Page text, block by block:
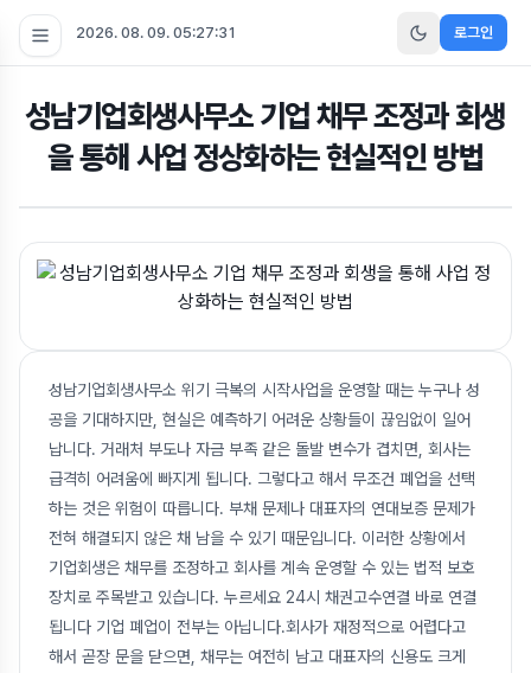
2026. 08. 09. 05:27:32 로그인
성남기업회생사무소 기업 채무 조정과 회생
을 통해 사업 정상화하는 현실적인 방법
성남기업회생사무소 위기 극복의 시작사업을 운영할 때는 누구나 성
공을 기대하지만, 현실은 예측하기 어려운 상황들이 끊임없이 일어
납니다. 거래처 부도나 자금 부족 같은 돌발 변수가 겹치면, 회사는
급격히 어려움에 빠지게 됩니다. 그렇다고 해서 무조건 폐업을 선택
하는 것은 위험이 따릅니다. 부채 문제나 대표자의 연대보증 문제가
전혀 해결되지 않은 채 남을 수 있기 때문입니다. 이러한 상황에서
기업회생은 채무를 조정하고 회사를 계속 운영할 수 있는 법적 보호
장치로 주목받고 있습니다. 누르세요 24시 채권고수연결 바로 연결
됩니다 기업 폐업이 전부는 아닙니다.회사가 재정적으로 어렵다고
해서 곧장 문을 닫으면, 채무는 여전히 남고 대표자의 신용도 크게